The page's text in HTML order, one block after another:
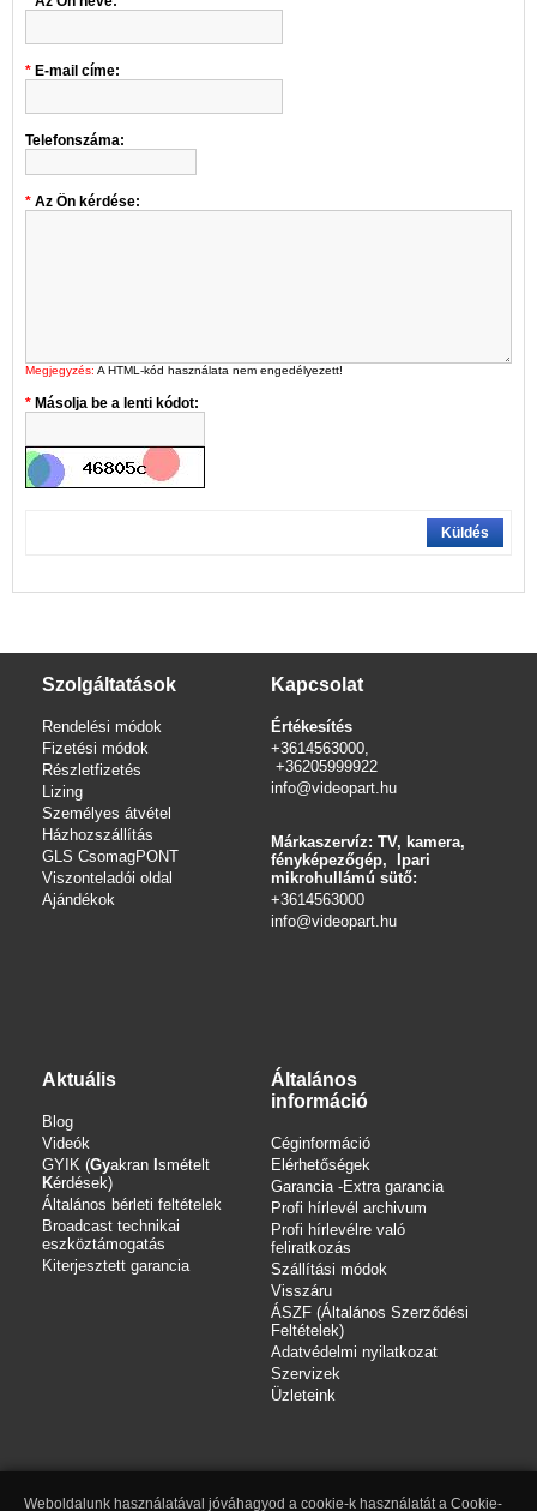
E-mail címe:
Telefonszáma:
Az Ön kérdése:
Megjegyzés: A HTML-kód használata nem engedélyezett!
Másolja be a lenti kódot:
Küldés
Szolgáltatások
Rendelési módok
Fizetési módok
Részletfizetés
Lizing
Személyes átvétel
Házhozszállítás
GLS CsomagPONT
Viszonteladói oldal
Ajándékok
Kapcsolat
Értékesítés
+3614563000,
+36205999922
info@videopart.hu
Márkaszervíz: TV, kamera,
fényképezőgép, Ipari
mikrohullámú sütő:
+3614563000
info@videopart.hu
Aktuális
Blog
Videók
GYIK (Gyakran Ismételt
Kérdések)
Általános bérleti feltételek
Broadcast technikai
eszköztámogatás
Kiterjesztett garancia
Általános
információ
Céginformáció
Elérhetőségek
Garancia -Extra garancia
Profi hírlevél archivum
Profi hírlevélre való
feliratkozás
Szállítási módok
Visszáru
ÁSZF (Általános Szerződési
Feltételek)
Adatvédelmi nyilatkozat
Szervizek
Üzleteink
Weboldalunk használatával jóváhagyod a cookie-k használatát a Cookie-